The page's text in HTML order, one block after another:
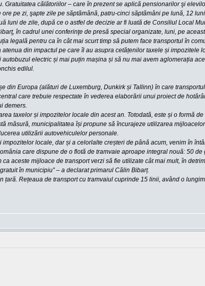
călătoriilor – care în prezent se aplică pensionarilor şi
pe zi, şapte zile pe săptămână, patru-cinci săptămâni pe lună, 12
luni de zile, după ce o astfel de decizie ar fi luată de Consiliul Local
în cadrul unei conferinţe de presă special organizate, luni, pe
legală pentru ca în cât mai scurt timp să putem face transportul în
din impactul pe care îl au asupra cetățenilor taxele și impozitele
electric și mai puțin mașina și să nu mai avem aglomerația
edilul.
Europa (alături de Luxemburg, Dunkirk și Tallinn) în care
care trebuie respectate în vederea elaborării unui proiect de
demers.
taxelor și impozitelor locale din acest an. Totodată, este și o formă
măsură, municipalitatea își propune să încurajeze utilizarea
utilizării autovehiculelor personale.
locale, dar și a celorlalte creșteri de până acum, venim în
care dispune de o flotă de tramvaie aproape integral nouă: 50
aceste mijloace de transport verzi să fie utilizate cât mai mult, în
în municipiu” – a declarat primarul Călin Bibarț.
Rețeaua de transport cu tramvaiul cuprinde 15 linii, având o